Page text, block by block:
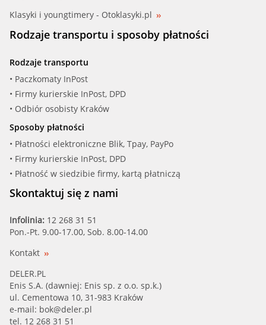
Klasyki i youngtimery - Otoklasyki.pl
Rodzaje transportu i sposoby płatności
Rodzaje transportu
• Paczkomaty InPost
• Firmy kurierskie InPost, DPD
• Odbiór osobisty Kraków
Sposoby płatności
• Płatności elektroniczne Blik, Tpay, PayPo
• Firmy kurierskie InPost, DPD
• Płatność w siedzibie firmy, kartą płatniczą
Skontaktuj się z nami
Infolinia: 12 268 31 51
Pon.-Pt. 9.00-17.00, Sob. 8.00-14.00
Kontakt
DELER.PL
Enis S.A. (dawniej: Enis sp. z o.o. sp.k.)
ul. Cementowa 10, 31-983 Kraków
e-mail: bok@deler.pl
tel. 12 268 31 51